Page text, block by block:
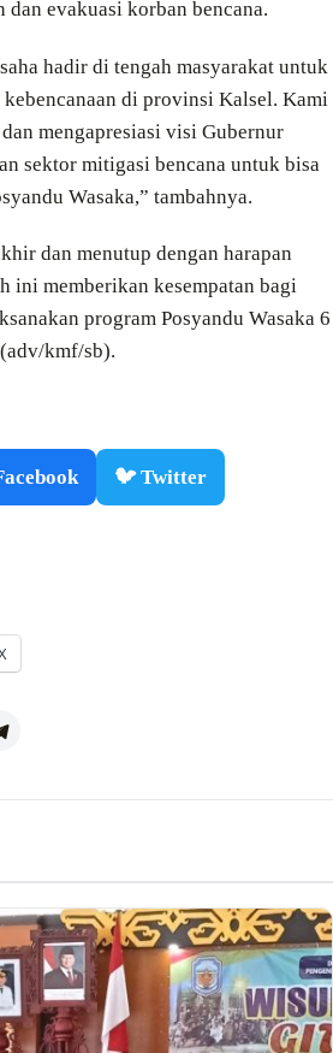
dan evakuasi korban bencana.
hadir di tengah masyarakat untuk
di provinsi Kalsel. Kami
mengapresiasi visi Gubernur
sektor mitigasi bencana untuk bisa
Wasaka,” tambahnya.
dan menutup dengan harapan
ini memberikan kesempatan bagi
program Posyandu Wasaka 6
kmf/sb).
🐦 Twitter